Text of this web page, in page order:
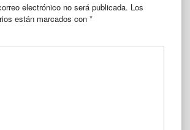
electrónico no será publicada. Los
están marcados con *